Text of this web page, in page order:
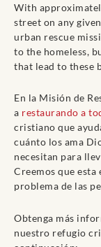
With
street on any
urban rescue
to the homeless,
that lead to these
En la Misión de
a restaurando a
cristiano que
cuánto los ama
necesitan para
Creemos que
problema de las
Obtenga más
nuestro refugio